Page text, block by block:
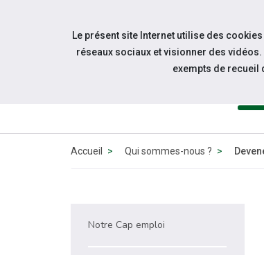
Aller au contenu
Accueil Qui sommes-nous ?
Notre Cap emploi
Le présent site Internet utilise des
réseaux sociaux et visionner des
exempts de recueil